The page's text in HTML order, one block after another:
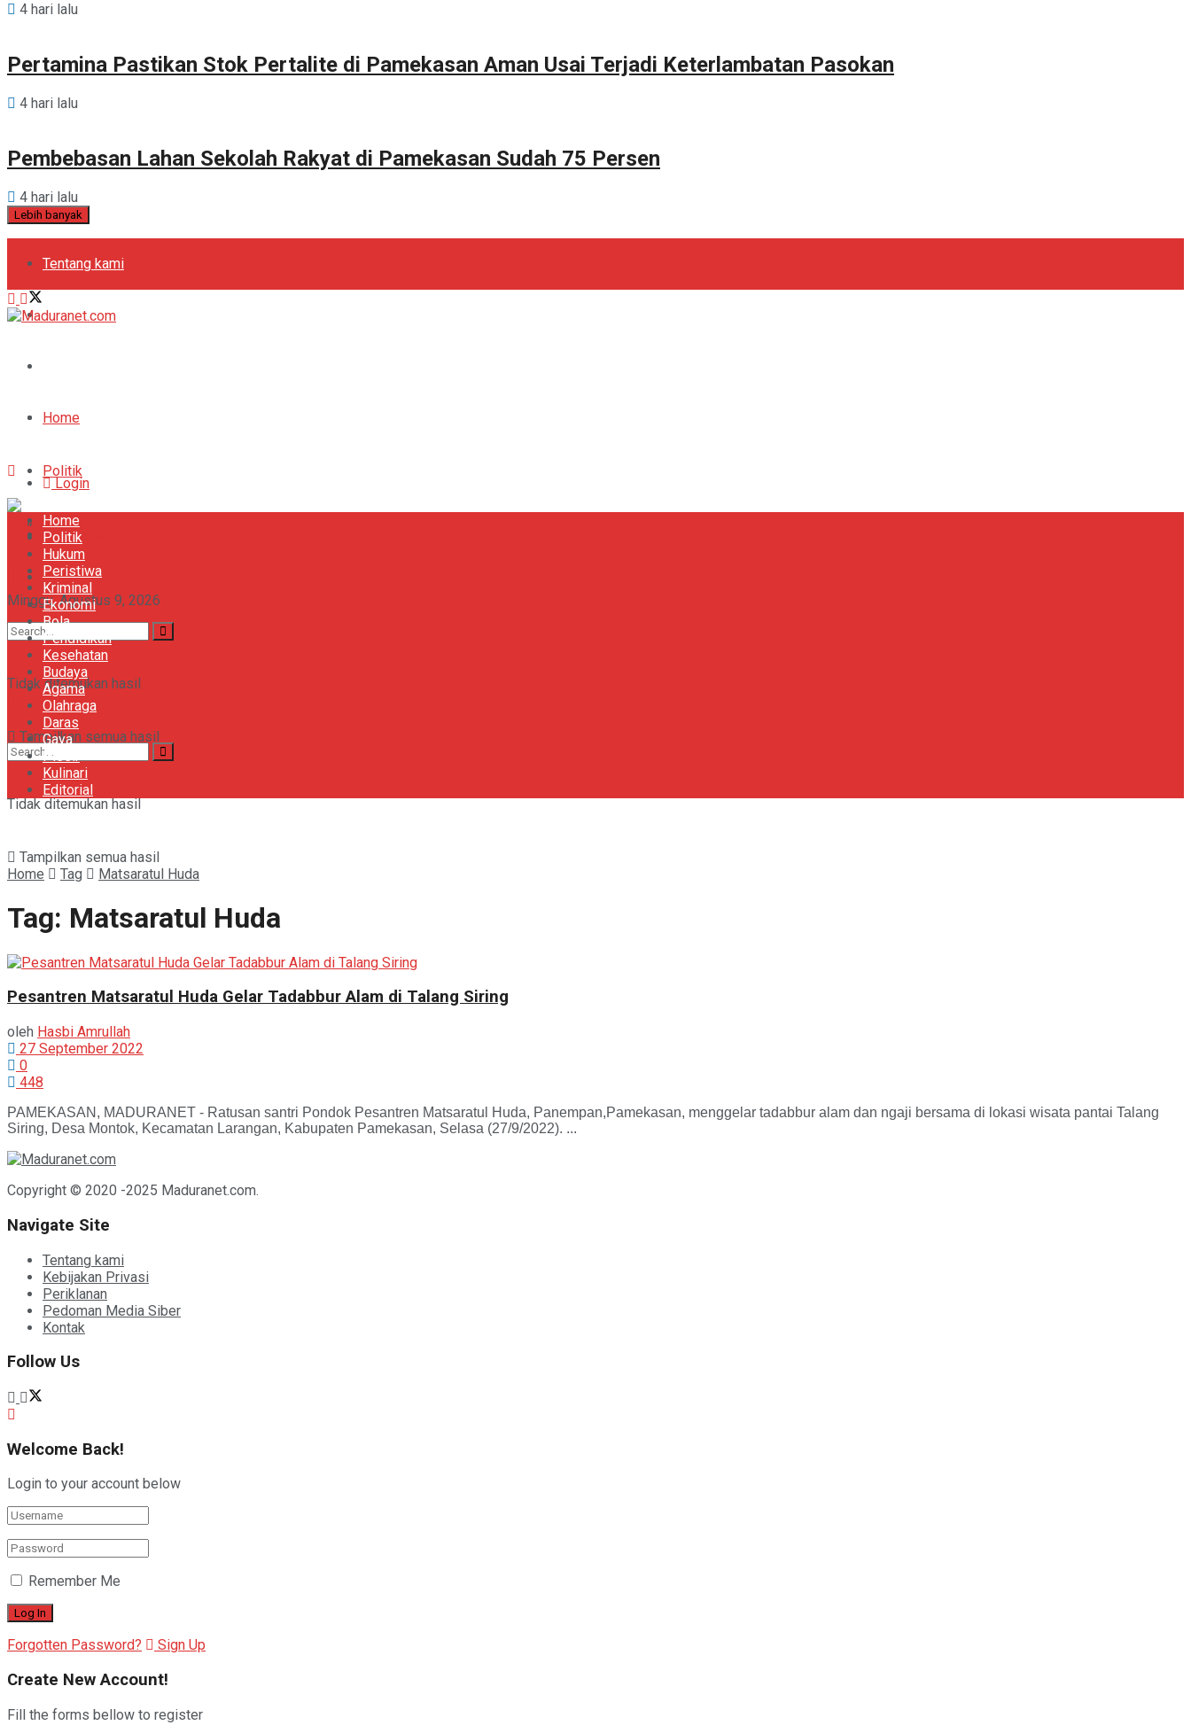
4 hari lalu
Pertamina Pastikan Stok Pertalite di Pamekasan Aman Usai Terjadi Keterlambatan Pasokan
4 hari lalu
Pembebasan Lahan Sekolah Rakyat di Pamekasan Sudah 75 Persen
4 hari lalu
Lebih banyak
Tentang kami
Kebijakan Privasi
Periklanan
Login
Register
Minggu, Agustus 9, 2026
Home
Politik
Bola
Khazanah
Gaya
Tidak ditemukan hasil
Tampilkan semua hasil
Tidak ditemukan hasil
Tampilkan semua hasil
Home
Politik
Hukum
Peristiwa
Kriminal
Ekonomi
Bola
Pendidikan
Kesehatan
Budaya
Agama
Olahraga
Daras
Gaya
Plesir
Kulinari
Editorial
Home Tag Matsaratul Huda
Tag: Matsaratul Huda
Pesantren Matsaratul Huda Gelar Tadabbur Alam di Talang Siring
oleh Hasbi Amrullah
27 September 2022
0
448
PAMEKASAN, MADURANET - Ratusan santri Pondok Pesantren Matsaratul Huda, Panempan,Pamekasan, menggelar tadabbur alam dan ngaji bersama di lokasi wisata pantai Talang
Siring, Desa Montok, Kecamatan Larangan, Kabupaten Pamekasan, Selasa (27/9/2022). ...
Copyright © 2020 -2025 Maduranet.com.
Navigate Site
Tentang kami
Kebijakan Privasi
Periklanan
Pedoman Media Siber
Kontak
Follow Us
Welcome Back!
Login to your account below
Remember Me
Forgotten Password? Sign Up
Create New Account!
Fill the forms bellow to register